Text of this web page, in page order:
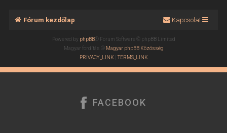
Fórum kezdőlap Kapcsolat
Powered by phpBB® Forum Software © phpBB Limited
Magyar fordítás ©
Magyar phpBB Közösség
PRIVACY_LINK| TERMS_LINK
FACEBOOK